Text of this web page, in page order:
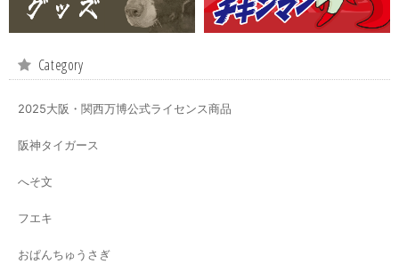
Category
2025大阪・関西万博公式ライセンス商品
阪神タイガース
へそ文
フエキ
おぱんちゅうさぎ